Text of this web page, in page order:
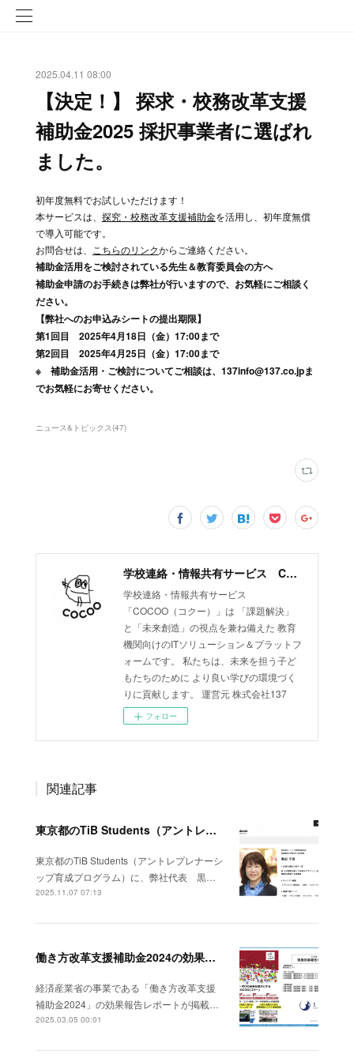
2025.04.11 08:00
【決定！】 探求・校務改革支援
補助金2025 採択事業者に選ばれ
ました。
初年度無料でお試しいただけます！
本サービスは、 探究・校務改革支援補助金を活用し、初年度無償
で導入可能です。
お問合せは、
こちらのリンクからご連絡ください。
補助金活用をご検討されている先生＆教育委員会の方へ
補助金申請のお手続きは弊社が行いますので、お気軽にご相談く
ださい。
【弊社へのお申込みシートの提出期限】
第1回目 2025年4月18日（金）17:00まで
第2回目 2025年4月25日（金）17:00まで
※ 補助金活用・ご検討についてご相談は、137info@137.co.jpま
でお気軽にお寄せください。
ニュース&トピックス(47)
学校連絡・情報共有サービス COCOO（コクー）
学校連絡・情報共有サービス
「COCOO（コクー）」は 「課題解決」
と「未来創造」の視点を兼ね備えた 教育
機関向けのITソリューション＆プラットフ
ォームです。 私たちは、未来を担う子ど
もたちのために より良い学びの環境づく
りに貢献します。 運営元 株式会社137
フォロー
関連記事
東京都のTiB Students（アントレプレナーシップ育成プログラム）に、弊社代表 黒田がサポーターとして登録されました！
東京都のTiB Students（アントレプレナーシ
ップ育成プログラム）に、弊社代表 黒…
2025.11.07 07:13
働き方改革支援補助金2024の効果報告レポートが掲載されました。
経済産業省の事業である「働き方改革支援
補助金2024」の効果報告レポートが掲載…
2025.03.05 00:01